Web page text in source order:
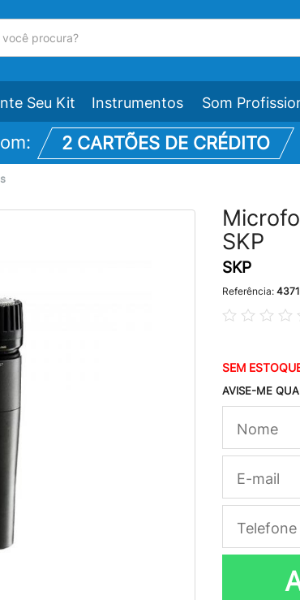
Seu Kit Instrumentos Som
2 CARTÕES DE CRÉDITO
SKP
SKP
Referência:
SEM
AVISE-ME